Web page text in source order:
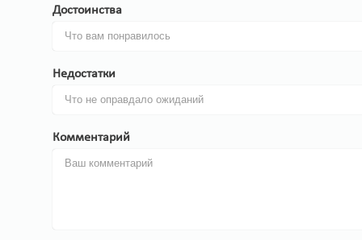
Достоинства
Недостатки
Комментарий